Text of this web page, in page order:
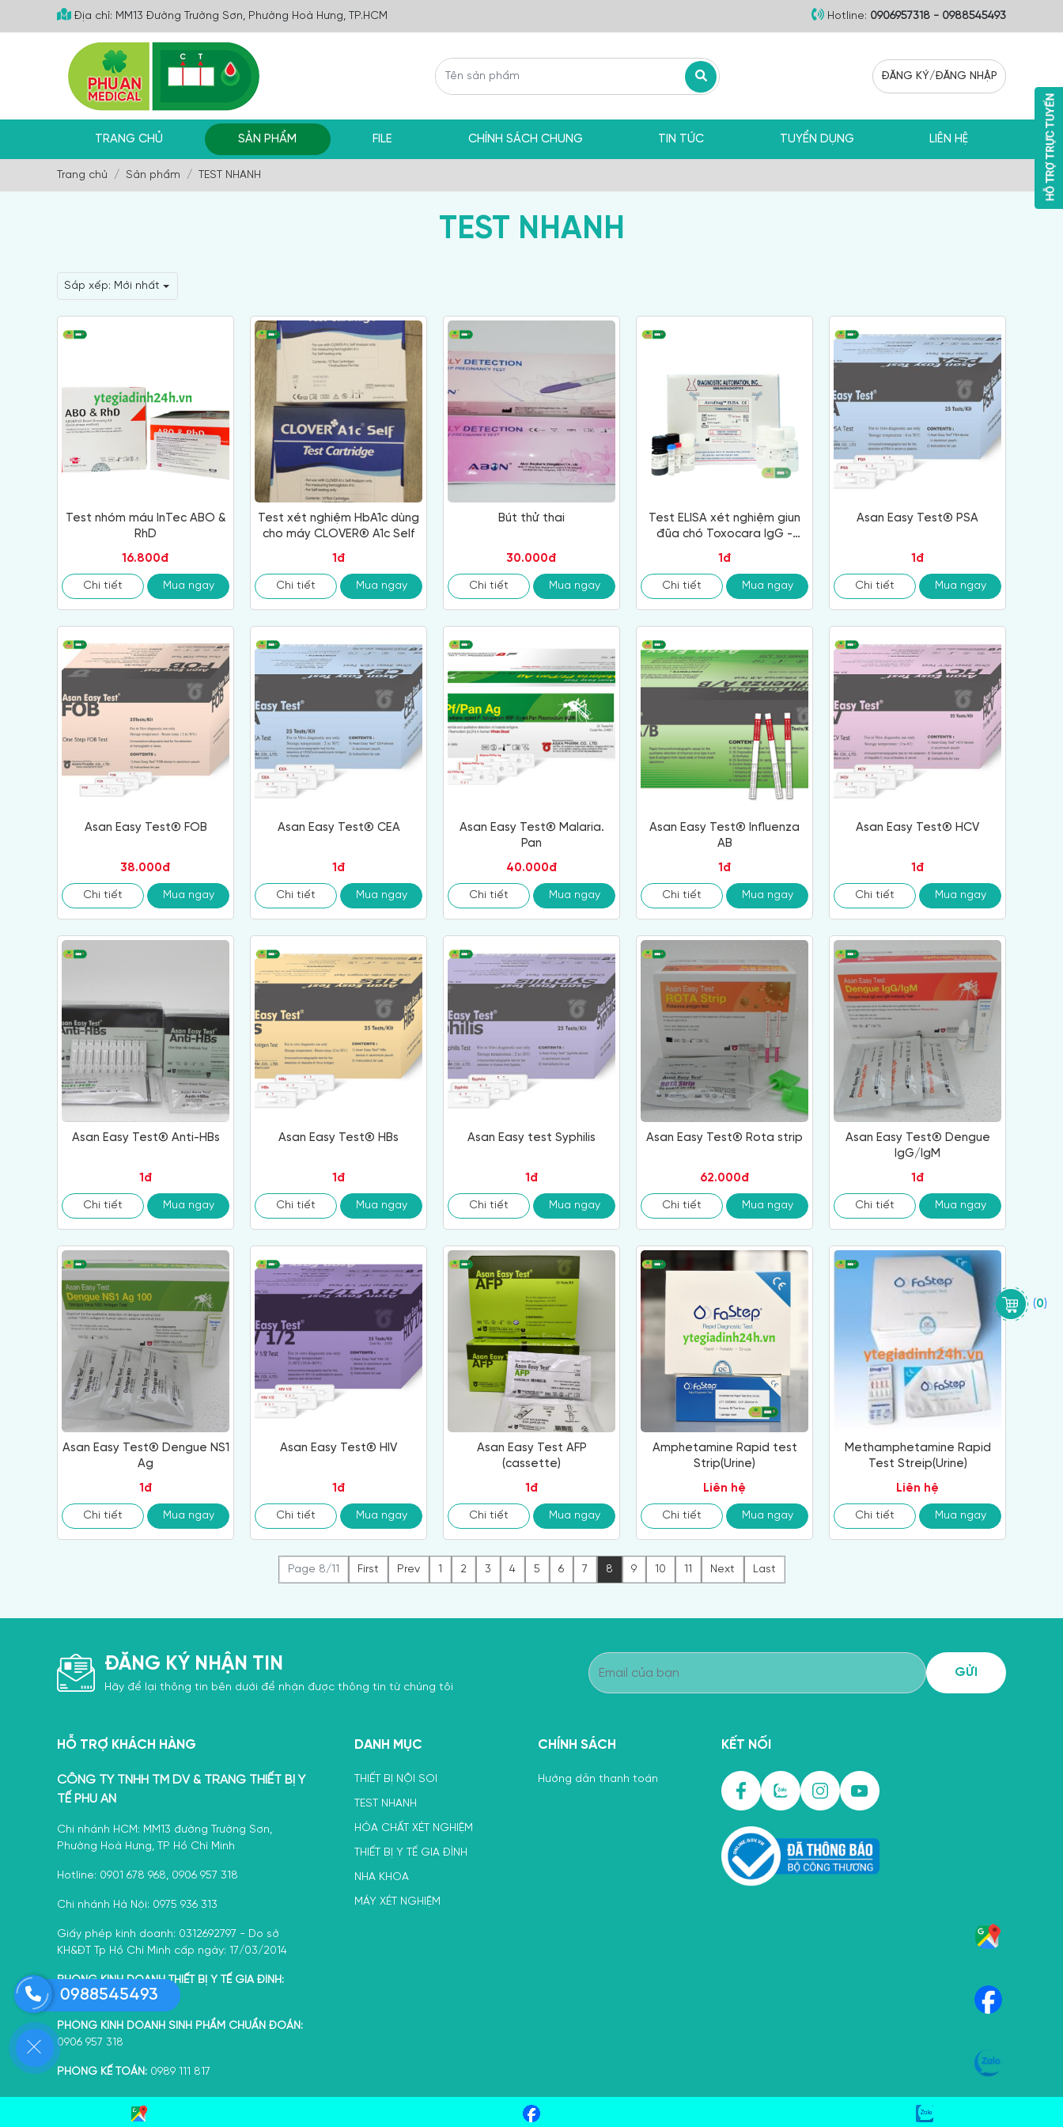
Địa chỉ: MM13 Đường Trường Sơn, Phường Hoà Hưng, TP.HCM Hotline: 0906957318 - 0988545493
ĐĂNG KÝ/ĐĂNG NHẬP
TRANG CHỦ SẢN PHẨM FILE CHÍNH SÁCH CHUNG TIN TỨC TUYỂN DỤNG LIÊN HỆ
(0)
Trang chủ Sản phẩm TEST NHANH
TEST NHANH
Sắp xếp: Mới nhất
Test nhóm máu InTec ABO &
RhD
16.800đ
Chi tiết Mua ngay
Test xét nghiệm HbA1c dùng
cho máy CLOVER® A1c Self
1đ
Chi tiết Mua ngay
Bút thử thai
30.000đ
Chi tiết Mua ngay
Test ELISA xét nghiệm giun
đũa chó Toxocara IgG -
1đ
Chi tiết Mua ngay
Asan Easy Test® PSA
1đ
Chi tiết Mua ngay
Asan Easy Test® FOB
38.000đ
Chi tiết Mua ngay
Asan Easy Test® CEA
1đ
Chi tiết Mua ngay
Asan Easy Test® Malaria.
Pan
40.000đ
Chi tiết Mua ngay
Asan Easy Test® Influenza
AB
1đ
Chi tiết Mua ngay
Asan Easy Test® HCV
1đ
Chi tiết Mua ngay
Asan Easy Test® Anti-HBs
1đ
Chi tiết Mua ngay
Asan Easy Test® HBs
1đ
Chi tiết Mua ngay
Asan Easy test Syphilis
1đ
Chi tiết Mua ngay
Asan Easy Test® Rota strip
62.000đ
Chi tiết Mua ngay
Asan Easy Test® Dengue
IgG/IgM
1đ
Chi tiết Mua ngay
Asan Easy Test® Dengue NS1
Ag
1đ
Chi tiết Mua ngay
Asan Easy Test® HIV
1đ
Chi tiết Mua ngay
Asan Easy Test AFP
(cassette)
1đ
Chi tiết Mua ngay
Amphetamine Rapid test
Strip(Urine)
Liên hệ
Chi tiết Mua ngay
Methamphetamine Rapid
Test Streip(Urine)
Liên hệ
Chi tiết Mua ngay
Page 8/11 First Prev 1 2 3 4 5 6 7 8 9 10 11 Next Last
ĐĂNG KÝ NHẬN TIN
Hãy để lại thông tin bên dưới để nhận được thông tin từ chúng tôi
HỖ TRỢ KHÁCH HÀNG
CÔNG TY TNHH TM DV & TRANG THIẾT BỊ Y
TẾ PHÚ AN
Chi nhánh HCM: MM13 đường Trường Sơn,
Phường Hoà Hưng, TP Hồ Chí Minh
Hotline: 0901 678 968, 0906 957 318
Chi nhánh Hà Nội: 0975 936 313
Giấy phép kinh doanh: 0312692797 - Do sở
KH&ĐT Tp Hồ Chí Minh cấp ngày: 17/03/2014
PHÒNG KINH DOANH THIẾT BỊ Y TẾ GIA ĐÌNH:
0388 092 072
PHÒNG KINH DOANH SINH PHẨM CHUẨN ĐOÁN:
0906 957 318
PHÒNG KẾ TOÁN: 0989 111 817
DANH MỤC
THIẾT BỊ NỘI SOI
TEST NHANH
HÓA CHẤT XÉT NGHIỆM
THIẾT BỊ Y TẾ GIA ĐÌNH
NHA KHOA
MÁY XÉT NGHIỆM
CHÍNH SÁCH
Hướng dẫn thanh toán
KẾT NỐI
0988545493